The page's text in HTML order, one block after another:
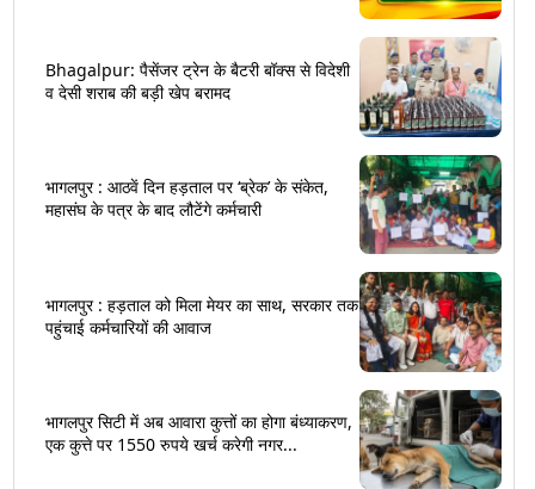
Bhagalpur: पैसेंजर ट्रेन के बैटरी बॉक्स से विदेशी
व देसी शराब की बड़ी खेप बरामद
भागलपुर : आठवें दिन हड़ताल पर ‘ब्रेक’ के संकेत,
महासंघ के पत्र के बाद लौटेंगे कर्मचारी
भागलपुर : हड़ताल को मिला मेयर का साथ, सरकार तक
पहुंचाई कर्मचारियों की आवाज
भागलपुर सिटी में अब आवारा कुत्तों का होगा बंध्याकरण,
एक कुत्ते पर 1550 रुपये खर्च करेगी नगर...